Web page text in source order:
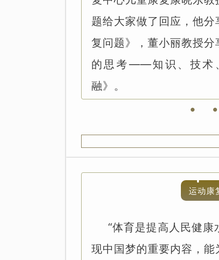
题给大家做了回应，他
复问题》，董小丽教授
的思考——知识、技术
融》。
运动康
“体育是提高人民健
现中国梦的重要内容，